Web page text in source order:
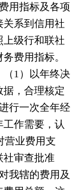
用指标及各项
关系到信用社
上级行和联社
费用指标。
（1）以年终决
，合理核定
行一次全年经
作需要，认
营业费用支
社审查批准
我辖的费用及